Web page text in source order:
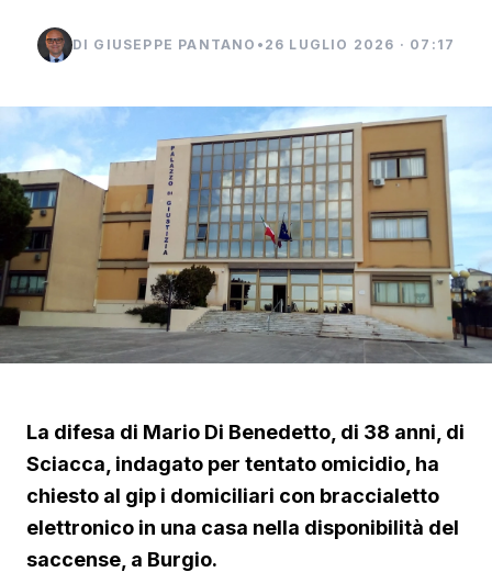
DI GIUSEPPE PANTANO • 26 LUGLIO 2026 · 07:17
La difesa di Mario Di Benedetto, di 38 anni, di
Sciacca, indagato per tentato omicidio, ha
chiesto al gip i domiciliari con braccialetto
elettronico in una casa nella disponibilità del
saccense, a Burgio.